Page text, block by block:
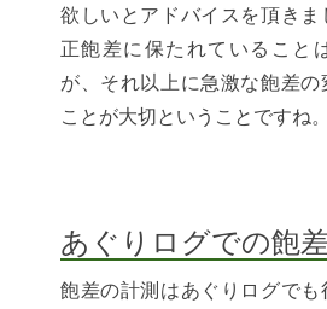
欲しいとアドバイスを頂きま
正飽差に保たれていること
が、それ以上に急激な飽差
ことが大切ということですね。
あぐりログでの飽
飽差の計測はあぐりログでも